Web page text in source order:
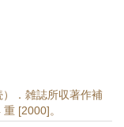
．雑誌所収著作補
[2000]。